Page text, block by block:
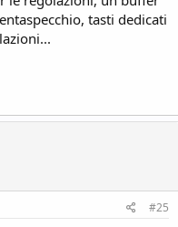
tasti dedicati
#25